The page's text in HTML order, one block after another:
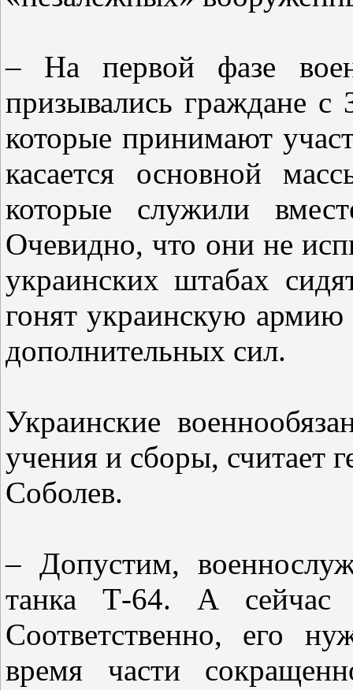
– На первой фазе
призывались граждане
которые принимают
касается основной
которые служили
Очевидно, что они не
украинских штабах
гонят украинскую
дополнительных сил.
Украинские
учения и сборы, считает
Соболев.
– Допустим,
танка Т-64. А сейчас
Соответственно, его
время части